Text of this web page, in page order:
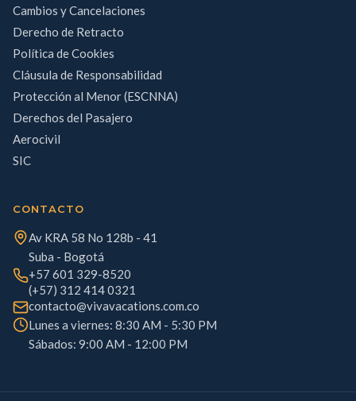
Cambios y Cancelaciones
Derecho de Retracto
Política de Cookies
Cláusula de Responsabilidad
Protección al Menor (ESCNNA)
Derechos del Pasajero
Aerocivil
SIC
CONTACTO
Av KRA 58 No 128b - 41
Suba - Bogotá
+57 601 329-8520
(+57) 312 414 0321
contacto@vivavacations.com.co
Lunes a viernes: 8:30 AM - 5:30 PM
Sábados: 9:00 AM - 12:00 PM